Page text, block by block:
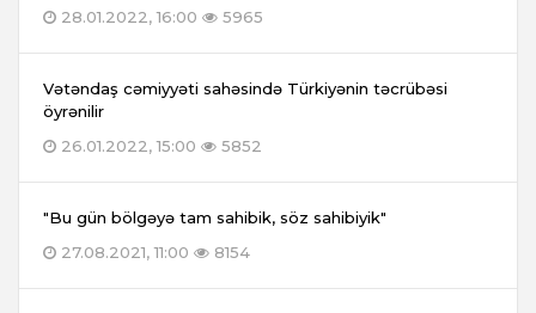
28.01.2022, 16:00
5965
Vətəndaş cəmiyyəti sahəsində Türkiyənin təcrübəsi
öyrənilir
26.01.2022, 15:00
5852
"Bu gün bölgəyə tam sahibik, söz sahibiyik"
27.08.2021, 11:00
8154